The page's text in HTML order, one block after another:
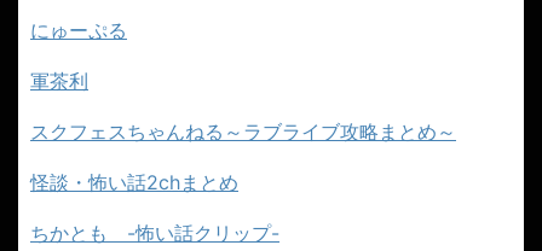
にゅーぷる
軍茶利
スクフェスちゃんねる～ラブライブ攻略まとめ～
怪談・怖い話2chまとめ
ちかとも -怖い話クリップ-